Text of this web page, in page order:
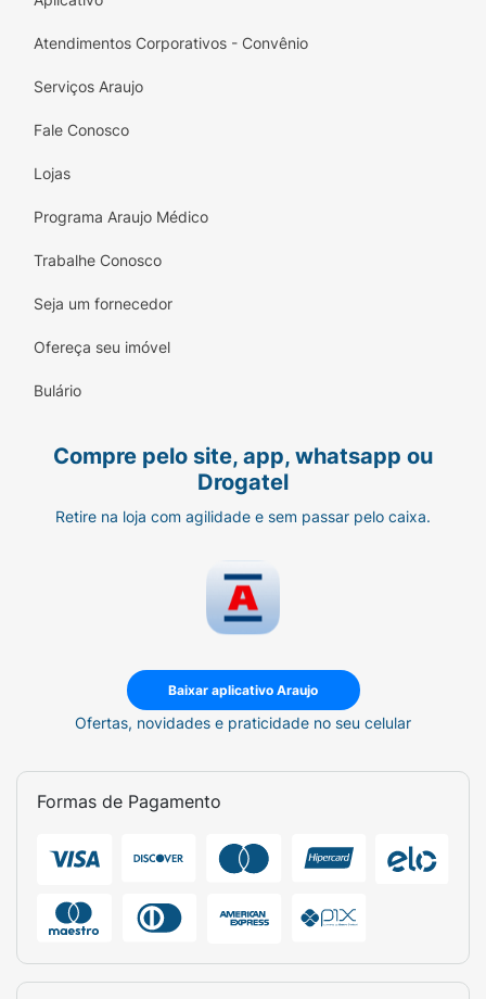
Atendimentos Corporativos - Convênio
Serviços Araujo
Fale Conosco
Lojas
Programa Araujo Médico
Trabalhe Conosco
Seja um fornecedor
Ofereça seu imóvel
Bulário
Compre pelo site, app, whatsapp ou
Drogatel
Retire na loja com agilidade e sem passar pelo caixa.
Baixar aplicativo Araujo
Ofertas, novidades e praticidade no seu celular
Formas de Pagamento